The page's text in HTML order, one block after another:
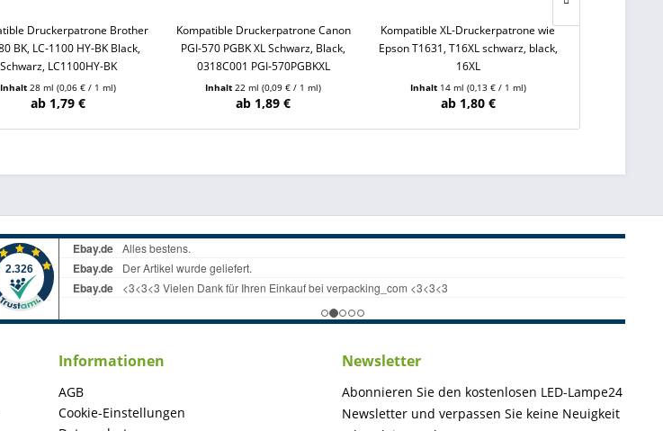
Druckerpatrone Brother
BK, LC-1100 HY-BK Black,
Schwarz, LC1100HY-BK
Inhalt28 ml(0,06 € / 1 ml)
ab 1,79 €
Kompatible Druckerpatrone Canon
PGI-570 PGBK XL Schwarz, Black,
0318C001 PGI-570PGBKXL
Inhalt22 ml(0,09 € / 1 ml)
ab 1,89 €
Kompatible XL-Druckerpatrone wie
Epson T1631, T16XL schwarz, black,
16XL
Inhalt 14 ml (0,13 € / 1 ml)
ab 1,80 €
Informationen
AGB
Cookie-Einstellungen
Newsletter
Abonnieren Sie den kostenlosen LED-Lampe24
Newsletter und verpassen Sie keine Neuigkeit